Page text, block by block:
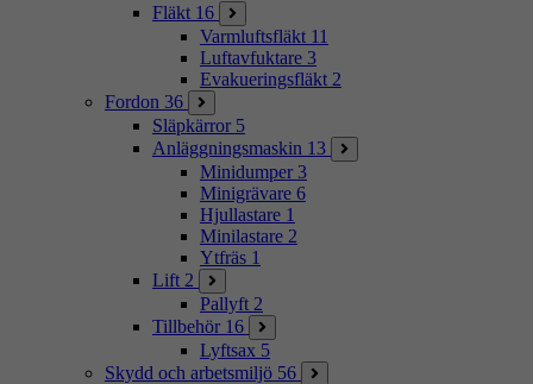
Fläkt 16
Varmluftsfläkt 11
Luftavfuktare 3
Evakueringsfläkt 2
Fordon 36
Släpkärror 5
Anläggningsmaskin 13
Minidumper 3
Minigrävare 6
Hjullastare 1
Minilastare 2
Ytfräs 1
Lift 2
Pallyft 2
Tillbehör 16
Lyftsax 5
Skydd och arbetsmiljö 56